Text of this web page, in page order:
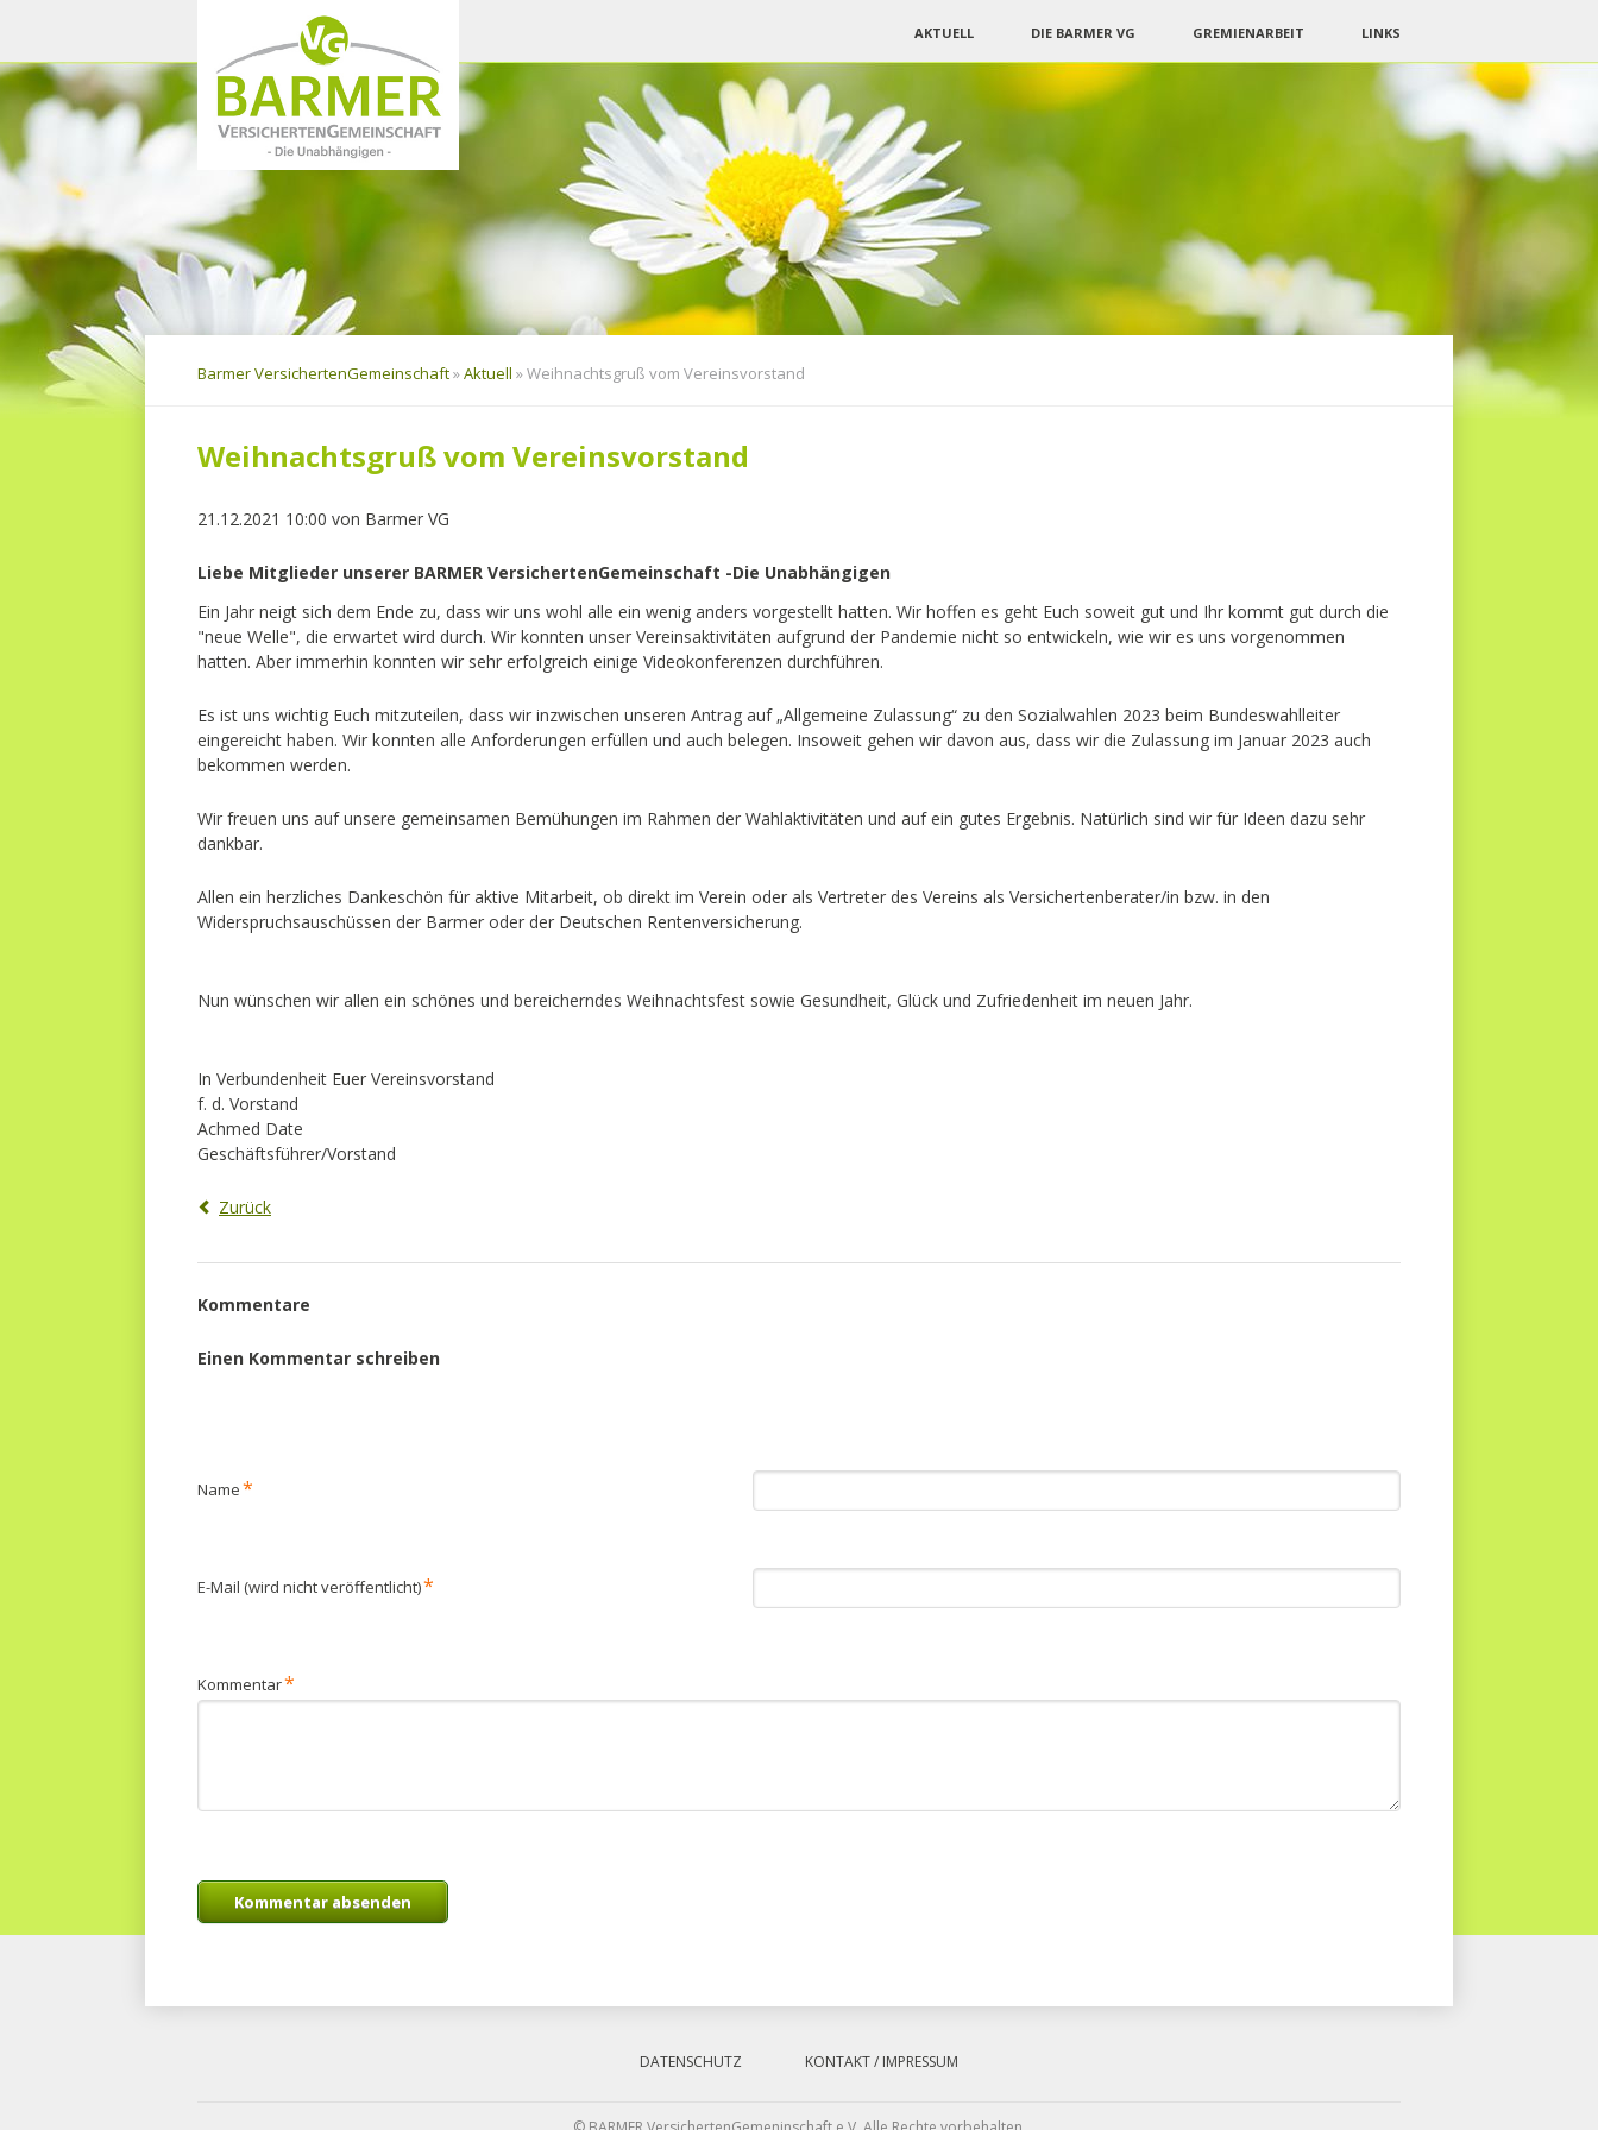
überspringen
AKTUELL DIE BARMER VG GREMIENARBEIT LINKS
Navigation
überspringen
Barmer VersichertenGemeinschaft»Aktuell »Weihnachtsgruß vom Vereinsvorstand
Weihnachtsgruß vom Vereinsvorstand
21.12.2021 10:00 von Barmer VG
Liebe Mitglieder unserer BARMER VersichertenGemeinschaft -Die Unabhängigen
Ein Jahr neigt sich dem Ende zu, dass wir uns wohl alle ein wenig anders vorgestellt hatten. Wir hoffen es geht Euch soweit gut und Ihr kommt gut durch die
"neue Welle", die erwartet wird durch. Wir konnten unser Vereinsaktivitäten aufgrund der Pandemie nicht so entwickeln, wie wir es uns vorgenommen
hatten. Aber immerhin konnten wir sehr erfolgreich einige Videokonferenzen durchführen.
Es ist uns wichtig Euch mitzuteilen, dass wir inzwischen unseren Antrag auf „Allgemeine Zulassung“ zu den Sozialwahlen 2023 beim Bundeswahlleiter
eingereicht haben. Wir konnten alle Anforderungen erfüllen und auch belegen. Insoweit gehen wir davon aus, dass wir die Zulassung im Januar 2023 auch
bekommen werden.
Wir freuen uns auf unsere gemeinsamen Bemühungen im Rahmen der Wahlaktivitäten und auf ein gutes Ergebnis. Natürlich sind wir für Ideen dazu sehr
dankbar.
Allen ein herzliches Dankeschön für aktive Mitarbeit, ob direkt im Verein oder als Vertreter des Vereins als Versichertenberater/in bzw. in den
Widerspruchsauschüssen der Barmer oder der Deutschen Rentenversicherung.
Nun wünschen wir allen ein schönes und bereicherndes Weihnachtsfest sowie Gesundheit, Glück und Zufriedenheit im neuen Jahr.
In Verbundenheit Euer Vereinsvorstand
f. d. Vorstand
Achmed Date
Geschäftsführer/Vorstand
Zurück
Kommentare
Einen Kommentar schreiben
Pflichtfeld
Name*
Pflichtfeld
E-Mail (wird nicht veröffentlicht)*
Pflichtfeld
Kommentar*
Kommentar absenden
Navigation
DATENSCHUTZ KONTAKT / IMPRESSUM